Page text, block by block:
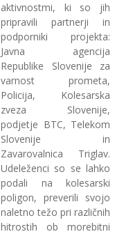
aktivnostmi, ki so jih
pripravili partnerji in
podporniki projekta:
Javna agencija
Republike Slovenije za
varnost prometa,
Policija, Kolesarska
zveza Slovenije,
podjetje BTC, Telekom
Slovenije in
Zavarovalnica Triglav.
Udeleženci so se lahko
podali na kolesarski
poligon, preverili svojo
naletno težo pri različnih
hitrostih ob morebitni